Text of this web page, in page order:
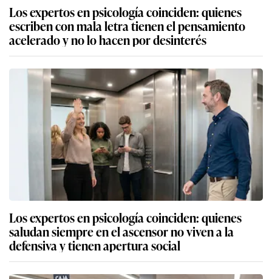
Los expertos en psicología coinciden: quienes
escriben con mala letra tienen el pensamiento
acelerado y no lo hacen por desinterés
Los expertos en psicología coinciden: quienes
saludan siempre en el ascensor no viven a la
defensiva y tienen apertura social